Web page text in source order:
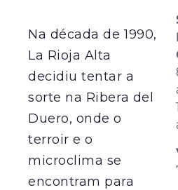
Na década de 1990,
La Rioja Alta
decidiu tentar a
sorte na Ribera del
Duero, onde o
terroir e o
microclima se
encontram para